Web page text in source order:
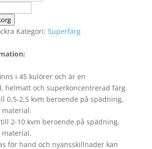
Kategori: Superfärg
i 45 kulörer och är en
helmatt och superkoncentrerad färg.
0,5-2,5 kvm beroende på spädning,
2-10 kvm beroende på spädning,
för hand och nyansskillnader kan